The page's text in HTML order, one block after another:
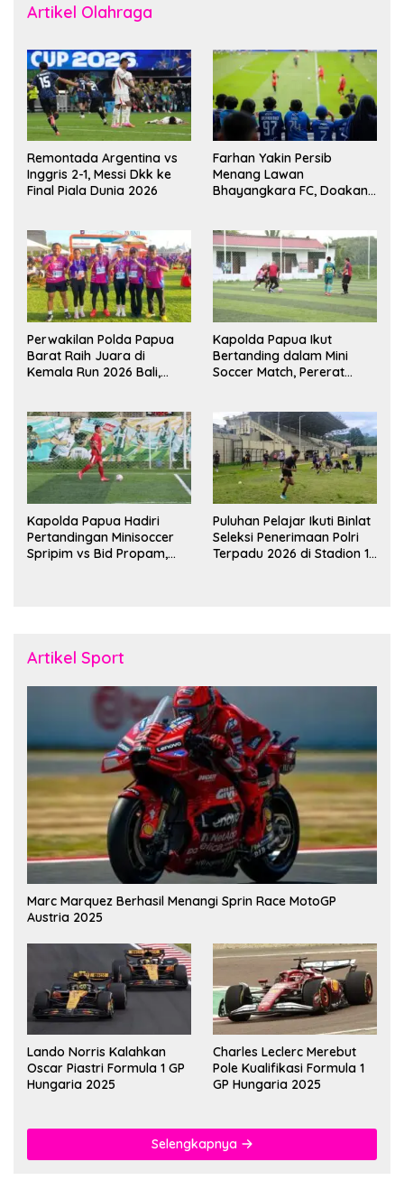
Artikel Olahraga
Remontada Argentina vs
Inggris 2-1, Messi Dkk ke
Final Piala Dunia 2026
Farhan Yakin Persib
Menang Lawan
Bhayangkara FC, Doakan
Perwakilan Polda Papua
Barat Raih Juara di
Kemala Run 2026 Bali,
Kapolda Papua Ikut
Bertanding dalam Mini
Soccer Match, Pererat
Kapolda Papua Hadiri
Pertandingan Minisoccer
Spripim vs Bid Propam,
Puluhan Pelajar Ikuti Binlat
Seleksi Penerimaan Polri
Terpadu 2026 di Stadion 16
Artikel Sport
Marc Marquez Berhasil Menangi Sprin Race MotoGP
Austria 2025
Lando Norris Kalahkan
Oscar Piastri Formula 1 GP
Hungaria 2025
Charles Leclerc Merebut
Pole Kualifikasi Formula 1
GP Hungaria 2025
Selengkapnya